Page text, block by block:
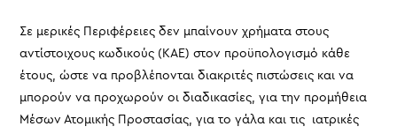
Σε μερικές Περιφέρειες δεν μπαίνουν χρήματα στους
αντίστοιχους κωδικούς (ΚΑΕ) στον προϋπολογισμό κάθε
έτους, ώστε να προβλέπονται διακριτές πιστώσεις και να
μπορούν να προχωρούν οι διαδικασίες, για την προμήθεια
Μέσων Ατομικής Προστασίας, για το γάλα και τις ιατρικές